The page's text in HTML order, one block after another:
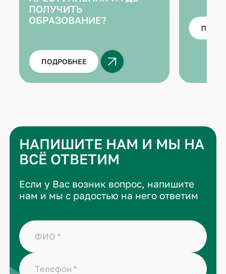
ПОЛУЧИТЬ
ОБРАЗОВАНИЕ?
ПОДРОБНЕЕ
НАПИШИТЕ НАМ И МЫ НА
ВСЁ ОТВЕТИМ
Если у Вас возник вопрос, напишите
нам и мы с радостью на него ответим
ФИО
Телефон